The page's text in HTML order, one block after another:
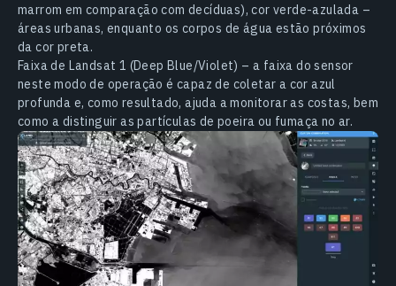
marrom em comparação com decíduas), cor verde-azulada –
áreas urbanas, enquanto os corpos de água estão próximos
da cor preta.
Faixa de Landsat 1 (Deep Blue/Violet) – a faixa do sensor
neste modo de operação é capaz de coletar a cor azul
profunda e, como resultado, ajuda a monitorar as costas, bem
como a distinguir as partículas de poeira ou fumaça no ar.